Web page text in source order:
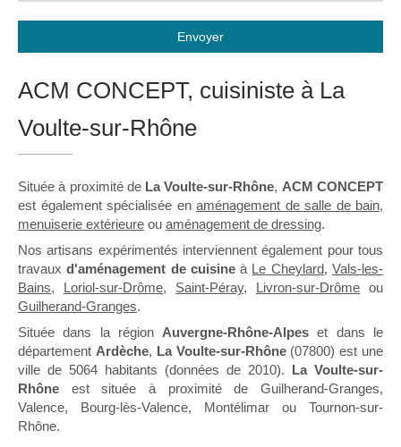
Envoyer
ACM CONCEPT, cuisiniste à La
Voulte-sur-Rhône
Située à proximité de La Voulte-sur-Rhône, ACM CONCEPT
est également spécialisée en aménagement de salle de bain,
menuiserie extérieure ou aménagement de dressing.
Nos artisans expérimentés interviennent également pour tous
travaux d'aménagement de cuisineà Le Cheylard,Vals-les-
Bains, Loriol-sur-Drôme, Saint-Péray, Livron-sur-Drôme ou
Guilherand-Granges.
Située dans la région Auvergne-Rhône-Alpes et dans le
département Ardèche, La Voulte-sur-Rhône(07800) est une
ville de 5064 habitants (données de 2010). La Voulte-sur-
Rhône est située à proximité de Guilherand-Granges,
Valence, Bourg-lès-Valence, Montélimar ou Tournon-sur-
Rhône.